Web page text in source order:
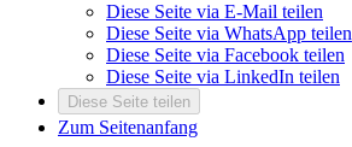
Diese Seite via E-Mail teilen
Diese Seite via WhatsApp teilen
Diese Seite via Facebook teilen
Diese Seite via LinkedIn teilen
Diese Seite teilen
Zum Seitenanfang